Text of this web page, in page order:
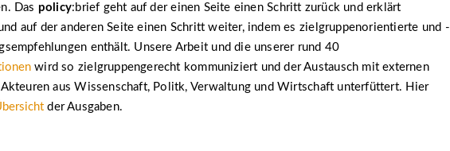
Das policy:brief geht auf der einen Seite einen Schritt zurück und erklärt
auf der anderen Seite einen Schritt weiter, indem es zielgruppenorientierte und -
enthält. Unsere Arbeit und die unserer rund 40
wird so zielgruppengerecht kommuniziert und der Austausch mit externen
aus Wissenschaft, Politk, Verwaltung und Wirtschaft unterfüttert. Hier
der Ausgaben.